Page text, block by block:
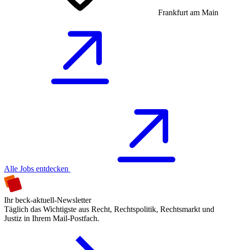
Frankfurt am Main
Alle Jobs entdecken
Ihr beck-aktuell-Newsletter
Täglich das Wichtigste aus Recht, Rechtspolitik, Rechtsmarkt und
Justiz in Ihrem Mail-Postfach.